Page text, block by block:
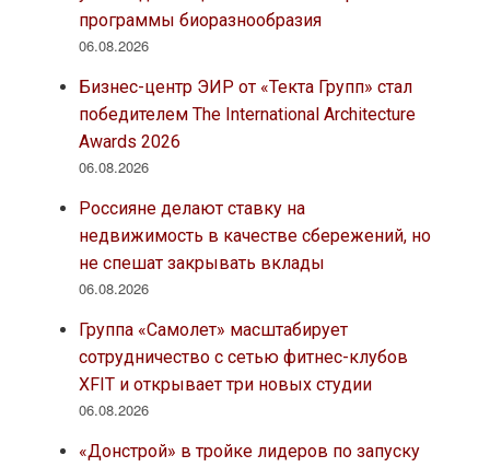
программы биоразнообразия
06.08.2026
Бизнес-центр ЭИР от «Текта Групп» стал
победителем The International Architecture
Awards 2026
06.08.2026
Россияне делают ставку на
недвижимость в качестве сбережений, но
не спешат закрывать вклады
06.08.2026
Группа «Самолет» масштабирует
сотрудничество с сетью фитнес-клубов
XFIT и открывает три новых студии
06.08.2026
«Донстрой» в тройке лидеров по запуску